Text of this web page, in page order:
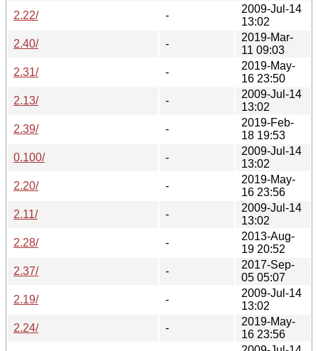
2.22/
-
2009-Jul-14
13:02
2.40/
-
2019-Mar-
11 09:03
2.31/
-
2019-May-
16 23:50
2.13/
-
2009-Jul-14
13:02
2.39/
-
2019-Feb-
18 19:53
0.100/
-
2009-Jul-14
13:02
2.20/
-
2019-May-
16 23:56
2.11/
-
2009-Jul-14
13:02
2.28/
-
2013-Aug-
19 20:52
2.37/
-
2017-Sep-
05 05:07
2.19/
-
2009-Jul-14
13:02
2.24/
-
2019-May-
16 23:56